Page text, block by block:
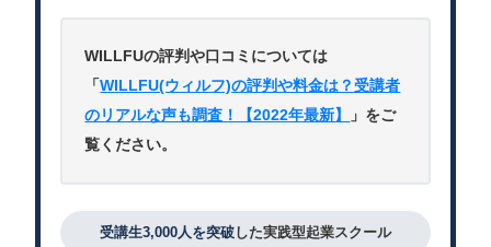
WILLFUの評判や口コミについては
「WILLFU(ウィルフ)の評判や料金は？受講者
のリアルな声も調査！【2022年最新】
」をご
覧ください。
受講生3,000人を突破 した実践型起業スクール